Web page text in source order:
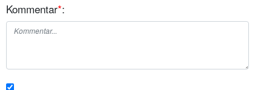
Kommentar*: